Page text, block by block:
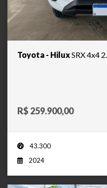
Toyota - HiluxSRX 4x4
R$ 259.900,00
43.300
2024